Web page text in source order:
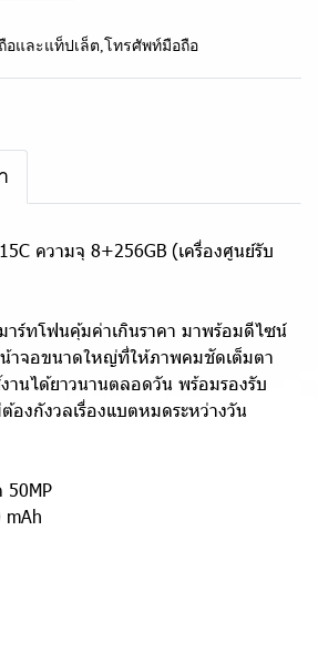
อและแท็ปเล็ต, โทรศัพท์มือถือ
ความจุ 8+256GB (เครื่องศูนย์รับ
าร์ทโฟนคุ้มค่าเกินราคา มาพร้อมดีไซน์
าจอขนาดใหญ่ที่ให้ภาพคมชัดเต็มตา
านได้ยาวนานตลอดวัน พร้อมรองรับ
องกังวลเรื่องแบตหมดระหว่างวัน
mAh